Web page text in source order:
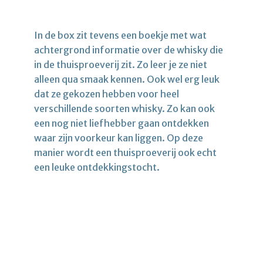
In de box zit tevens een boekje met wat
achtergrond informatie over de whisky die
in de thuisproeverij zit. Zo leer je ze niet
alleen qua smaak kennen. Ook wel erg leuk
dat ze gekozen hebben voor heel
verschillende soorten whisky. Zo kan ook
een nog niet liefhebber gaan ontdekken
waar zijn voorkeur kan liggen. Op deze
manier wordt een thuisproeverij ook echt
een leuke ontdekkingstocht.